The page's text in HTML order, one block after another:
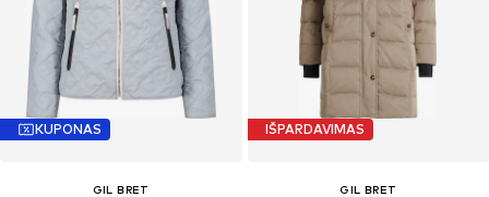
KUPONAS
GIL BRET
IŠPARDAVIMAS
GIL BRET